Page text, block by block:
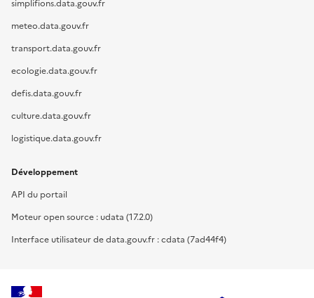
simplifions.data.gouv.fr
meteo.data.gouv.fr
transport.data.gouv.fr
ecologie.data.gouv.fr
defis.data.gouv.fr
culture.data.gouv.fr
logistique.data.gouv.fr
Développement
API du portail
Moteur open source : udata (17.2.0)
Interface utilisateur de data.gouv.fr : cdata (7ad44f4)